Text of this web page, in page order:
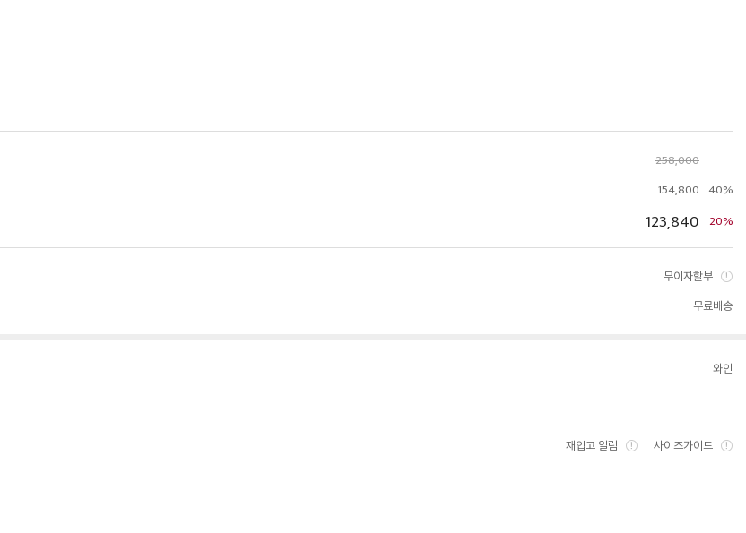
258,000
154,800 40%
123,840 20%
무이자할부
무료배송
와인
재입고 알림 사이즈가이드